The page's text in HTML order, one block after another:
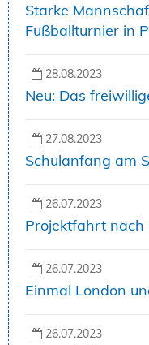
Starke
Fußballturnier in
28.08.2023
Neu: Das
27.08.2023
Schulanfang am
26.07.2023
Projektfahrt nach
26.07.2023
Einmal London
26.07.2023